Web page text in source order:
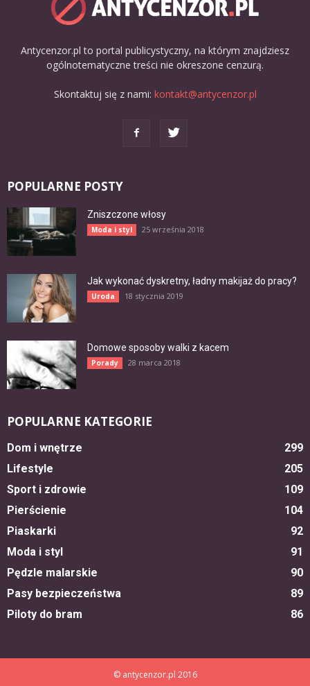
Antycenzor.pl to portal publicystyczny, na którym znajdziesz
ogólnotematyczne treści nie okreszone cenzurą.
Skontaktuj się z nami: kontakt@antycenzor.pl
POPULARNE POSTY
Zniszczone włosy
Moda i styl 25 września 2018
Jak wykonać dyskretny, ładny makijaż do pracy?
Uroda 18 stycznia 2019
Domowe sposoby walki z kacem
Porady 28 marca 2018
POPULARNE KATEGORIE
Dom i wnętrze
299
Lifestyle
205
Sport i zdrowie
109
Pierścienie
104
Piaskarki
92
Moda i styl
91
Pędzle malarskie
90
Pasy bezpieczeństwa
89
Piloty do bram
86
© antycenzor.pl 2016